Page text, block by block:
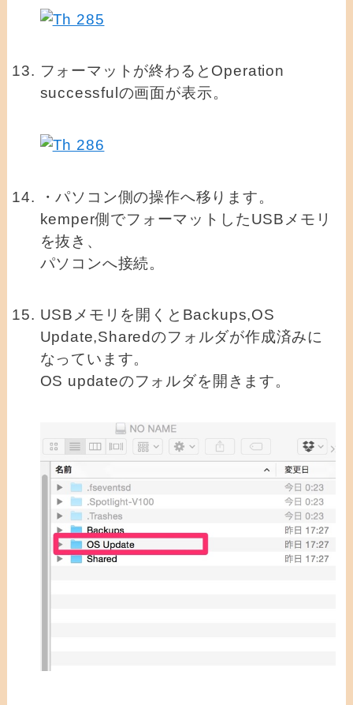
フォーマットが終わるとOperation
successfulの画面が表示。
・パソコン側の操作へ移ります。
kemper側でフォーマットしたUSBメモリ
を抜き、
パソコンへ接続。
USBメモリを開くとBackups,OS
Update,Sharedのフォルダが作成済みに
なっています。
OS updateのフォルダを開きます。